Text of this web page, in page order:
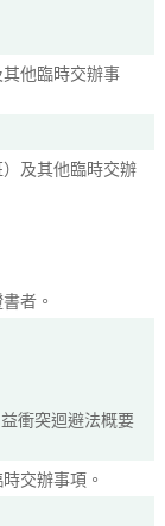
他臨時交辦事
及其他臨時交辦
者。
衝突迴避法概要
交辦事項。